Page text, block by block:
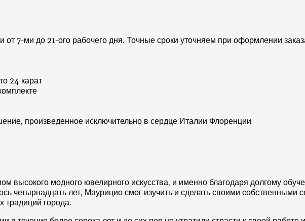
7-ми до 21-ого рабочего дня. Точные сроки уточняем при оформлении
24 карат
произведенное исключительно в сердце Италии Флоренции
высокого модного ювелирного искусства, и именно благодаря долгому
четырнадцать лет, Маурицио смог изучить и сделать своими собственными
традиций города.